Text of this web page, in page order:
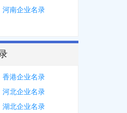
，1807***5151
河南企业名录
香港企业名录
河北企业名录
湖北企业名录